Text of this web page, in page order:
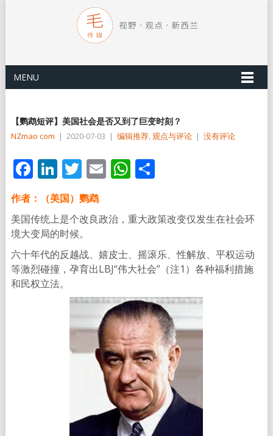
MENU
【鹦鹉短评】美国社会是否又到了巨变时刻？
NZmao com | 2020-07-03 | 编辑推荐,观点与评论 | 没有评论
Facebook
LinkedIn
Twitter
EmailWhatsApp
分
作者：（美国）鹦鹉
美国传统上是个改良政治，重大政策改变仅发生在社会环
境大变局的时候。
六十年代的反越战、嬉皮士、摇滚乐、性解放、平权运动
等激烈碰撞，孕育出LBJ“伟大社会”（注1）各种福利措施
和民权立法。